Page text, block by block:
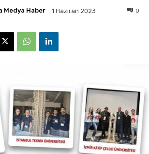
Medya Haber 1 Haziran 2023 0